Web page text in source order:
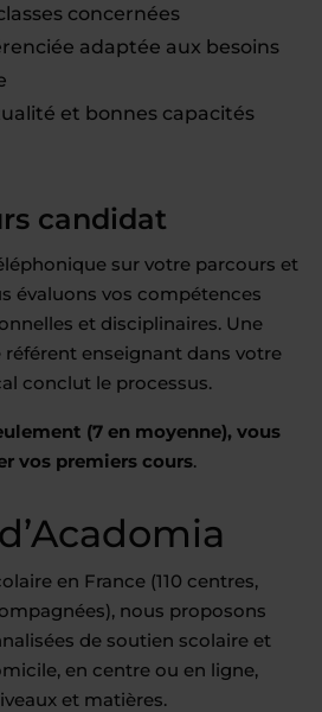
concernées
adaptée aux besoins
et bonnes capacités
candidat
sur votre parcours et
évaluons vos compétences
et disciplinaires. Une
enseignant dans votre
conclut le processus.
(7 en moyenne), vous
vos premiers cours.
en France (110 centres,
nous proposons
de soutien scolaire et
en centre ou en ligne,
et matières.